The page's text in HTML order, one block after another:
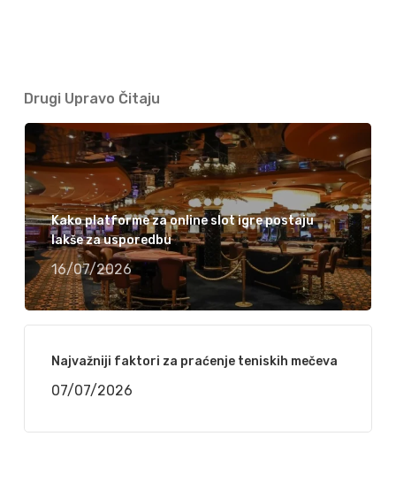
Drugi Upravo Čitaju
Kako platforme za online slot igre postaju
lakše za usporedbu
16/07/2026
Najvažniji faktori za praćenje teniskih mečeva
07/07/2026